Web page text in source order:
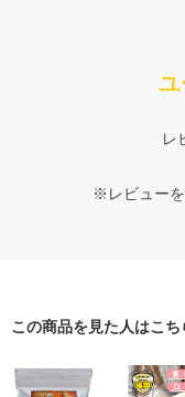
レ
※レビュー
この商品を見た人はこ